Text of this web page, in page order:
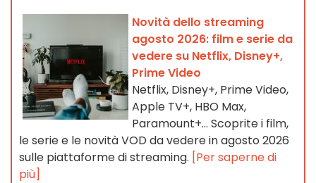
Novità dello streaming
agosto 2026: film e serie da
vedere su Netflix, Disney+,
Prime Video
Netflix, Disney+, Prime Video,
Apple TV+, HBO Max,
Paramount+… Scoprite i film,
le serie e le novità VOD da vedere in agosto 2026
sulle piattaforme di streaming. [Per saperne di
più]